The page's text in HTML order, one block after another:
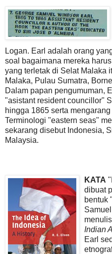
Logan. Earl adalah orang
soal bagaimana mereka
yang terletak di Selat Malaka
Malaka, Pulau Sumatra,
Dalam papan pengumuman,
"asistant resident councillor"
hingga 1865 serta mengarang
Terminologi "eastern seas"
sekarang disebut Indonesia,
Malaysia.
KATA
dibuat
bentuk
Indian
Earl